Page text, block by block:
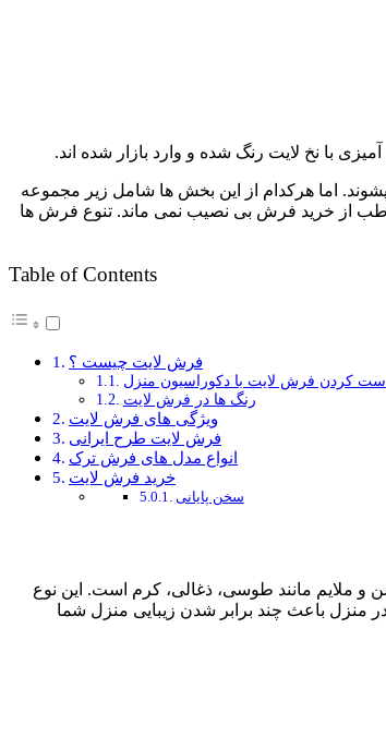
با نخ لایت رنگ شده و وارد بازار شده اند.
اما هرکدام از این بخش ها شامل زیر مجموعه
از خرید فرش بی نصیب نمی ماند. تنوع فرش ها
Table of Contents
فرش لایت چیست ؟
کردن فرش لایت با دکوراسیون منزل
رنگ ها در فرش لایت
ویژگی های فرش لایت
فرش لایت طرح ایرانی
انواع مدل های فرش ترک
خرید فرش لایت
سخن پایانی
ملایم مانند طوسی، ذغالی، کرم است. این نوع
منزل باعث چند برابر شدن زیبایی منزل شما